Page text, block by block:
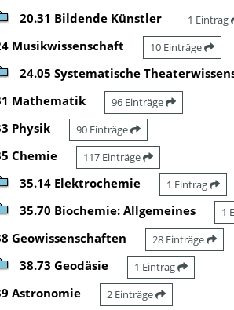
20.31 Bildende Künstler 1 Eintrag
Musikwissenschaft 10 Einträge
24.05 Systematische
Mathematik 96 Einträge
Physik 90 Einträge
Chemie 117 Einträge
35.14 Elektrochemie 1 Eintrag
35.70 Biochemie: Allgemeines 1
Geowissenschaften 28 Einträge
38.73 Geodäsie 1 Eintrag
Astronomie 2 Einträge